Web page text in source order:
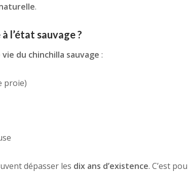
.
l’état sauvage ?
du chinchilla sauvage :
proie)
dépasser les dix ans d’existence. C’est